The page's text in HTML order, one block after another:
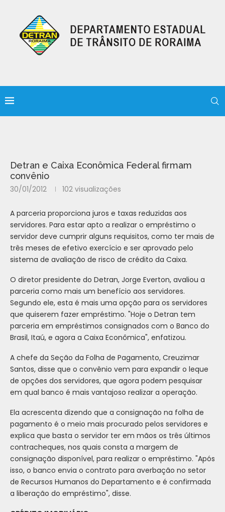
Detran e Caixa Econômica Federal firmam
convênio
30/01/2012 102 visualizações
A parceria proporciona juros e taxas reduzidas aos
servidores. Para estar apto a realizar o empréstimo o
servidor deve cumprir alguns requisitos, como ter mais de
três meses de efetivo exercício e ser aprovado pelo
sistema de avaliação de risco de crédito da Caixa.
O diretor presidente do Detran, Jorge Everton, avaliou a
parceria como mais um benefício aos servidores.
Segundo ele, esta é mais uma opção para os servidores
que quiserem fazer empréstimo. "Hoje o Detran tem
parceria em empréstimos consignados com o Banco do
Brasil, Itaú, e agora a Caixa Econômica", enfatizou.
A chefe da Seção da Folha de Pagamento, Creuzimar
Santos, disse que o convênio vem para expandir o leque
de opções dos servidores, que agora podem pesquisar
em qual banco é mais vantajoso realizar a operação.
Ela acrescenta dizendo que a consignação na folha de
pagamento é o meio mais procurado pelos servidores e
explica que basta o servidor ter em mãos os três últimos
contracheques, nos quais consta a margem de
consignação disponível, para realizar o empréstimo. "Após
isso, o banco envia o contrato para averbação no setor
de Recursos Humanos do Departamento e é confirmada
a liberação do empréstimo", disse.